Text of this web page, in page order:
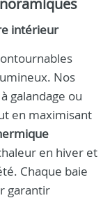
intérieur
Nos
galandage ou
en maximisant
en hiver et
Chaque baie
garantir